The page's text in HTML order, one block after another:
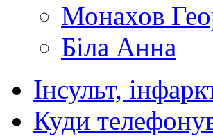
Монахов
Біла Анна
Інсульт,
Куди